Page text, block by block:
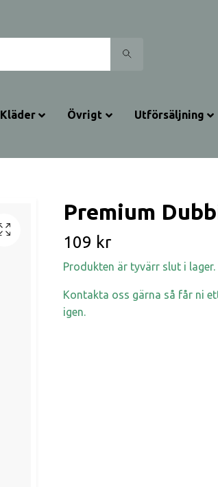
Kläder Övrigt Utförsäljning
Premium
109 kr
Produkten är tyvärr slut i lager.
Kontakta oss gärna så får ni
igen.